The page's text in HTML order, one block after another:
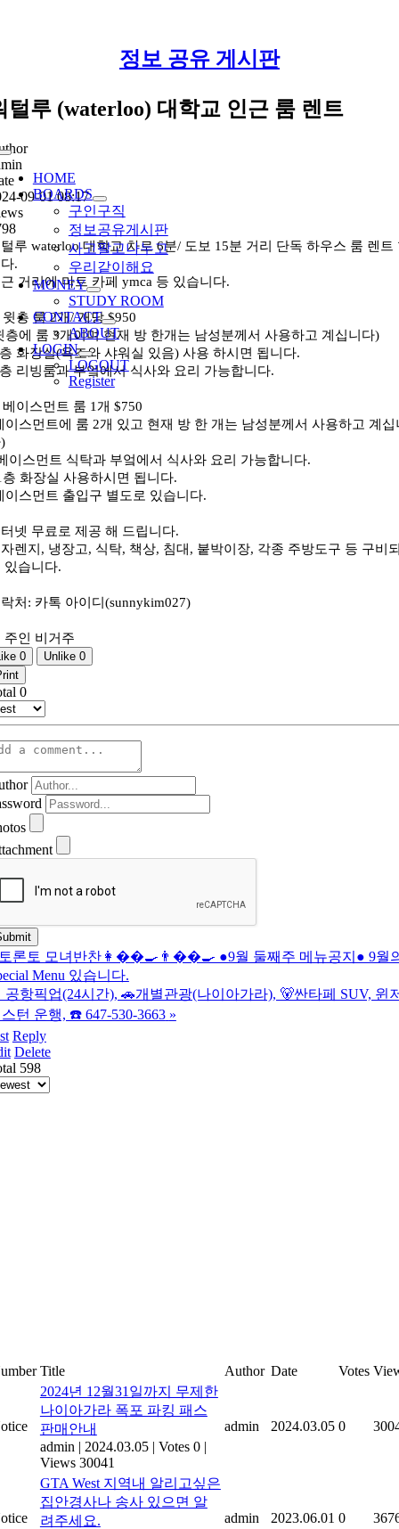
Toggle
Navigation
HOME
BOARDS
구인구직
정보공유게시판
사고팔고나누고
우리같이해요
MONEY
STUDY ROOM
CONTACT
ABOUT
LOGIN
LOGOUT
Register
정보 공유 게시판
털루 (waterloo) 대학교 인근 룸 렌트
09-01 08:17
루 waterloo 대학교 차로 6분/ 도보 15분 거리 단독 하우스 룸 렌트
.
거리에 마트 카페 ymca 등 있습니다.
윗층 룸 2개/ 개당 $950
층에 룸 3개이며 현재 방 한개는 남성분께서 사용하고 계십니다)
화장실(욕조와 샤워실 있음) 사용 하시면 됩니다.
리빙룸과 부엌에서 식사와 요리 가능합니다.
베이스먼트 룸 1개 $750
이스먼트에 룸 2개 있고 현재 방 한 개는 남성분께서 사용하고 계십
이스먼트 식탁과 부엌에서 식사와 요리 가능합니다.
층 화장실 사용하시면 됩니다.
이스먼트 출입구 별도로 있습니다.
넷 무료로 제공 해 드립니다.
렌지, 냉장고, 식탁, 책상, 침대, 붙박이장, 각종 주방도구 등 구비
있습니다.
처: 카톡 아이디(sunnykim027)
주인 비거주
0 Unlike 0
0
론토 모녀반찬👩��‍🍳👨��‍🍳 ●9월 둘째주 메뉴공지● 9월
Menu 있습니다.
공항픽업(24시간), 🚗개별관광(나이아가라), 🐻싼타페 SUV, 윈
턴 운행, ☎️ 647-530-3663 »
Reply
Delete
598
Title Author Date Votes
2024년 12월31일까지 무제한
나이아가라 폭포 파킹 패스
판매안내
admin | 2024.03.05 | Votes 0 |
Views 30041
admin 2024.03.05 0
GTA West 지역내 알리고싶은
집안경사나 송사 있으면 알
려주세요.
admin 2023.06.01 0